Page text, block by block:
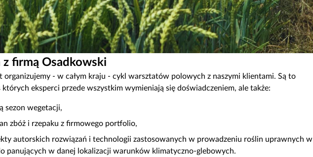
z firmą Osadkowski
organizujemy - w całym kraju - cykl warsztatów polowych z naszymi klientami. Są to
których eksperci przede wszystkim wymieniają się doświadczeniem, ale także:
sezon wegetacji,
zbóż i rzepaku z firmowego portfolio,
autorskich rozwiązań i technologii zastosowanych w prowadzeniu roślin uprawnych w
panujących w danej lokalizacji warunków klimatyczno-glebowych.